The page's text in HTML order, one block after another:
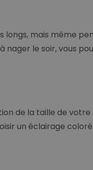
longs, mais même
le soir, vous
de la taille de
un éclairage